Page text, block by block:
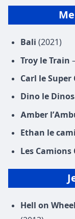
Bali (2021)
Troy le Train
Carl le Super
Dino le
Amber
Ethan le
Les
Hell on